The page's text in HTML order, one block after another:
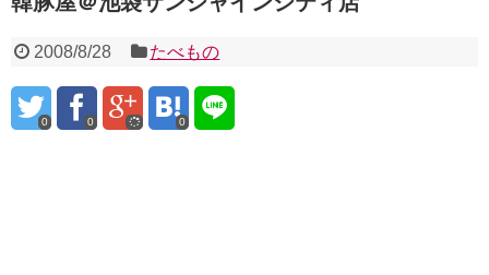
2008/8/28 たべもの
0 0 0